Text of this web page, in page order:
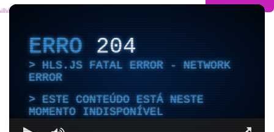
ERRO204
HLS.JS FATAL ERROR - NETWORK
ERROR
ESTE CONTEÚDO ESTÁ NESTE
MOMENTO INDISPONÍVEL